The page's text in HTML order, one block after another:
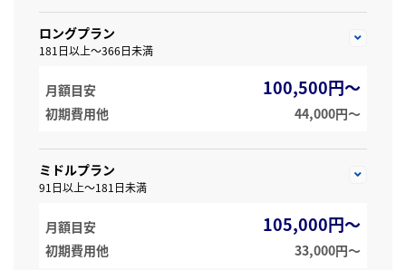
ロングプラン
181日以上～366日未満
月額目安 100,500円～
初期費用他 44,000円〜
ミドルプラン
91日以上～181日未満
月額目安 105,000円～
初期費用他 33,000円〜